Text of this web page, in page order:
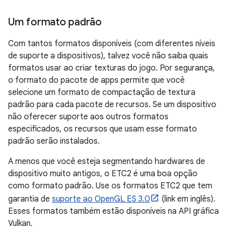
Um formato padrão
Com tantos formatos disponíveis (com diferentes níveis
de suporte a dispositivos), talvez você não saiba quais
formatos usar ao criar texturas do jogo. Por segurança,
o formato do pacote de apps permite que você
selecione um formato de compactação de textura
padrão para cada pacote de recursos. Se um dispositivo
não oferecer suporte aos outros formatos
especificados, os recursos que usam esse formato
padrão serão instalados.
A menos que você esteja segmentando hardwares de
dispositivo muito antigos, o ETC2 é uma boa opção
como formato padrão. Use os formatos ETC2 que tem
garantia de suporte ao OpenGL ES 3.0
(link em inglês).
Esses formatos também estão disponíveis na API gráfica
Vulkan.